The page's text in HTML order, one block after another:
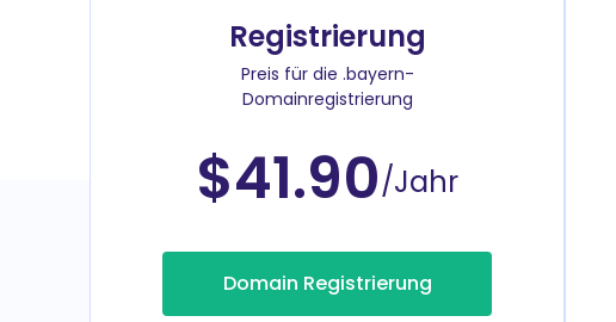
Registrierung
Preis für die .bayern-
Domainregistrierung
$41.90/Jahr
Domain Registrierung